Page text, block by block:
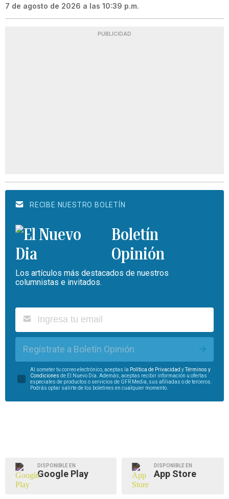
7 de agosto de 2026 a las 10:39 p.m.
PUBLICIDAD
RECIBE NUESTRO BOLETÍN
Boletín
Opinión
Los artículos más destacados de nuestros
columnistas e invitados.
Regístrate a Boletín Opinión
Al someter tu correo electrónico, aceptas la Política de Privacidad yTérminos y
Condiciones de El Nuevo Día. Además, aceptas recibir información u ofertas
especiales de productos o servicios de GFR Media, sus afiliadas o de terceros.
Podrás optar salirte de los boletines en cualquier momento.
DISPONIBLE EN
Google Play
DISPONIBLE EN
App Store